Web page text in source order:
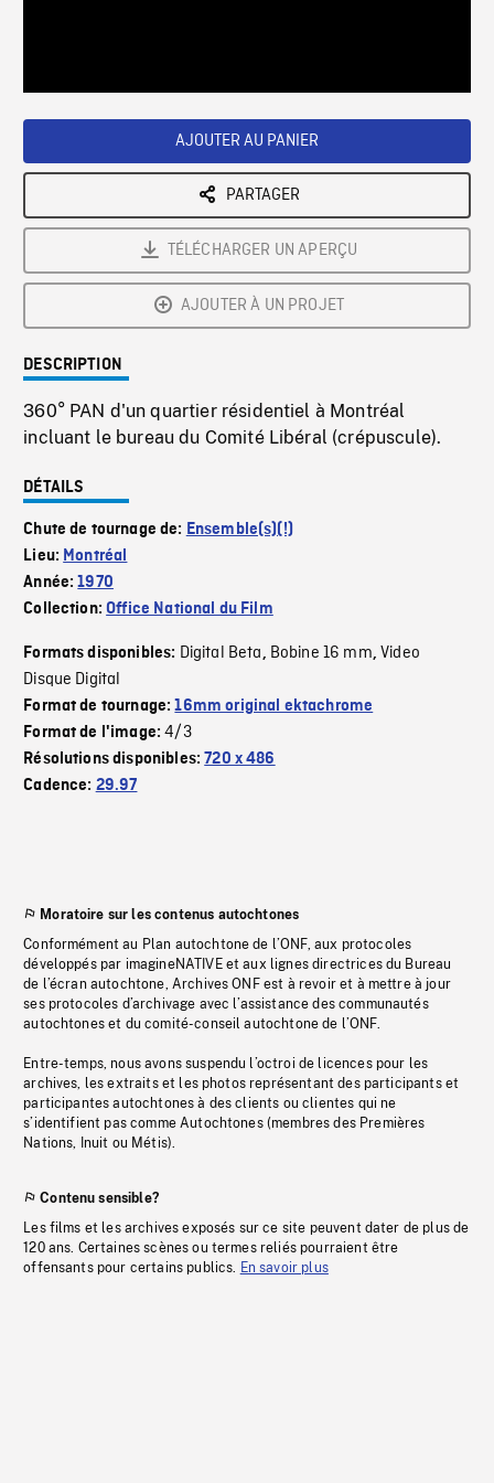
AJOUTER AU PANIER
PARTAGER
TÉLÉCHARGER UN APERÇU
AJOUTER À UN PROJET
DESCRIPTION
360° PAN d'un quartier résidentiel à Montréal
incluant le bureau du Comité Libéral (crépuscule).
DÉTAILS
Chute de tournage de: Ensemble(s)(!)
Lieu: Montréal
Année:1970
Collection:Office National du Film
Formats disponibles: Digital Beta, Bobine 16 mm,Video
Disque Digital
Format de tournage:16mm original ektachrome
Format de l'image:4/3
Résolutions disponibles:720 x 486
Cadence: 29.97
Moratoire sur les contenus autochtones
Conformément au Plan autochtone de l’ONF, aux protocoles
développés par imagineNATIVE et aux lignes directrices du Bureau
de l’écran autochtone, Archives ONF est à revoir et à mettre à jour
ses protocoles d’archivage avec l’assistance des communautés
autochtones et du comité-conseil autochtone de l’ONF.
Entre-temps, nous avons suspendu l’octroi de licences pour les
archives, les extraits et les photos représentant des participants et
participantes autochtones à des clients ou clientes qui ne
s’identifient pas comme Autochtones (membres des Premières
Nations, Inuit ou Métis).
Contenu sensible?
Les films et les archives exposés sur ce site peuvent dater de plus de
120 ans. Certaines scènes ou termes reliés pourraient être
offensants pour certains publics. En savoir plus